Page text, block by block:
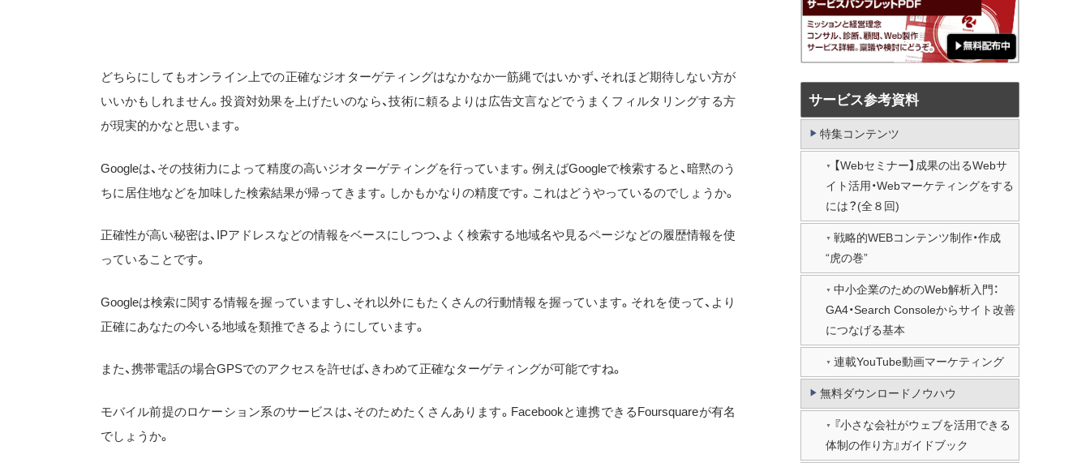
どちらにしてもオンライン上での正確なジオターゲティングはなかなか一筋縄ではいかず、それほど期待しない方が
いいかもしれません。投資対効果を上げたいのなら、技術に頼るよりは広告文言などでうまくフィルタリングする方
が現実的かなと思います。
Googleは、その技術力によって精度の高いジオターゲティングを行っています。例えばGoogleで検索すると、暗黙のう
ちに居住地などを加味した検索結果が帰ってきます。しかもかなりの精度です。これはどうやっているのでしょうか。
正確性が高い秘密は、IPアドレスなどの情報をベースにしつつ、よく検索する地域名や見るページなどの履歴情報を使
っていることです。
Googleは検索に関する情報を握っていますし、それ以外にもたくさんの行動情報を握っています。それを使って、より
正確にあなたの今いる地域を類推できるようにしています。
また、携帯電話の場合GPSでのアクセスを許せば、きわめて正確なターゲティングが可能ですね。
モバイル前提のロケーション系のサービスは、そのためたくさんあります。Facebookと連携できるFoursquareが有名
でしょうか。
サービス参考資料
特集コンテンツ
【Webセミナー】成果の出るWebサ
イト活用・Webマーケティングをする
には？(全８回)
戦略的WEBコンテンツ制作・作成
“虎の巻”
中小企業のためのWeb解析入門：
GA4・Search Consoleからサイト改善
につなげる基本
連載YouTube動画マーケティング
無料ダウンロードノウハウ
『小さな会社がウェブを活用できる
体制の作り方』ガイドブック